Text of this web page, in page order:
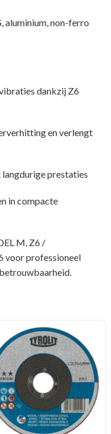
aluminium, non-ferro
dankzij Z6
en verlengt
prestaties
in compacte
M, Z6 /
voor professioneel